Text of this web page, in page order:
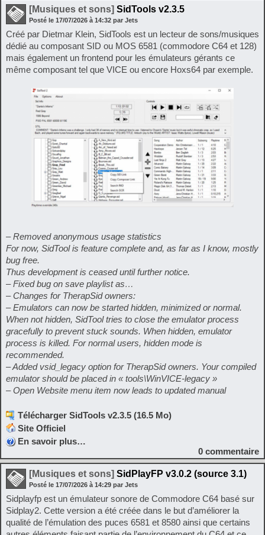
[Musiques et sons] SidTools v2.3.5
Posté le 17/07/2026 à 14:32 par Jets
Créé par Dietmar Klein, SidTools est un lecteur de sons/musiques
dédié au composant SID ou MOS 6581 (commodore C64 et 128)
mais également un frontend pour les émulateurs gérants ce
même composant tel que VICE ou encore Hoxs64 par exemple.
– Removed anonymous usage statistics
For now, SidTool is feature complete and, as far as I know, mostly
bug free.
Thus development is ceased until further notice.
– Fixed bug on save playlist as…
– Changes for TherapSid owners:
– Emulators can now be started hidden, minimized or normal.
When not hidden, SidTool tries to close the emulator process
gracefully to prevent stuck sounds. When hidden, emulator
process is killed. For normal users, hidden mode is
recommended.
– Added vsid_legacy option for TherapSid owners. Your compiled
emulator should be placed in « tools\WinVICE-legacy »
– Open Website menu item now leads to updated manual
Télécharger SidTools v2.3.5 (16.5 Mo)
Site Officiel
En savoir plus…
0 commentaire
[Musiques et sons] SidPlayFP v3.0.2 (source 3.1)
Posté le 17/07/2026 à 14:29 par Jets
Sidplayfp est un émulateur sonore de Commodore C64 basé sur
Sidplay2. Cette version a été créée dans le but d’améliorer la
qualité de l’émulation des puces 6581 et 8580 ainsi que certains